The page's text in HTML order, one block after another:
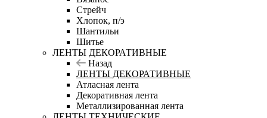
Стрейч
Хлопок, п/э
Шантильи
Шитье
ЛЕНТЫ ДЕКОРАТИВНЫЕ
Назад
ЛЕНТЫ ДЕКОРАТИВНЫЕ
Атласная лента
Декоративная лента
Металлизированная лента